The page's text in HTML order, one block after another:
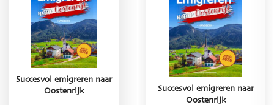
Succesvol emigreren naar
Oostenrijk
Succesvol emigreren naar
Succesvol emigreren naar
Oostenrijk